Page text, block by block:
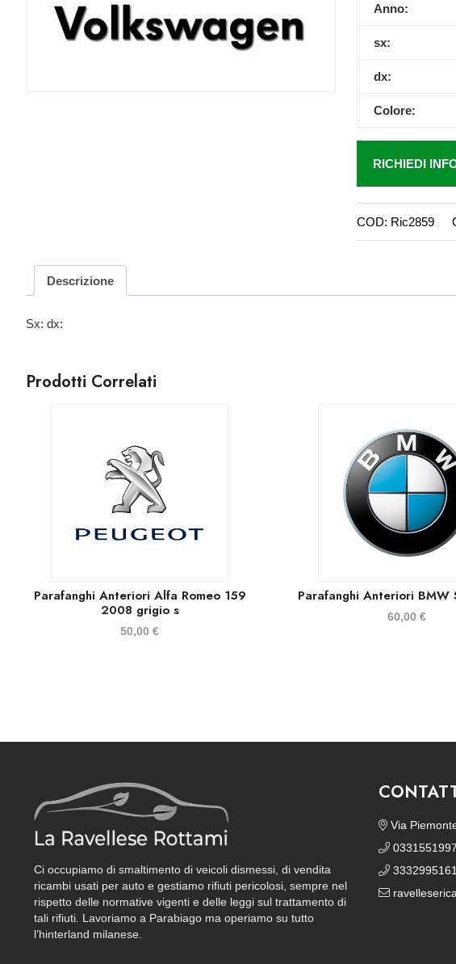
Anno:
sx:
dx:
Colore:
RICHIEDI
COD: Ric2859
Descrizione
Sx: dx:
Prodotti Correlati
Parafanghi Anteriori Alfa Romeo 159
2008 grigio s
50,00€
Parafanghi Anteriori BMW
60,00 €
Ci occupiamo di smaltimento di veicoli dismessi, di vendita
ricambi usati per auto e gestiamo rifiuti pericolosi, sempre nel
rispetto delle normative vigenti e delle leggi sul trattamento di
tali rifiuti. Lavoriamo a Parabiago ma operiamo su tutto
l’hinterland milanese.
Via
0331551997